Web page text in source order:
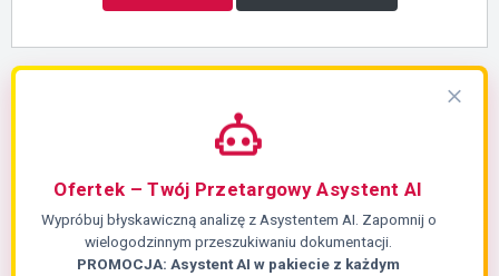
Ofertek – Twój Przetargowy Asystent AI
Wypróbuj błyskawiczną analizę z Asystentem AI. Zapomnij o
wielogodzinnym przeszukiwaniu dokumentacji.
PROMOCJA: Asystent AI w pakiecie z każdym